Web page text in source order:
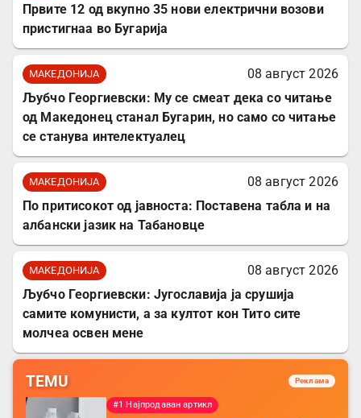
Првите 12 од вкупно 35 нови електрични возови
пристигнаа во Бугарија
МАКЕДОНИЈА
08 август 2026
Љубчо Георгиевски: Му се смеат дека со читање
од Македонец станал Бугарин, но само со читање
се станува интелектуалец
МАКЕДОНИЈА
08 август 2026
По притисокот од јавноста: Поставена табла и на
албански јазик на Табановце
МАКЕДОНИЈА
08 август 2026
Љубчо Георгиевски: Југославија ја срушија
самите комунисти, а за култот кон Тито сите
молчеа освен мене
TEMU Реклама
#1 Најпродаван артикл